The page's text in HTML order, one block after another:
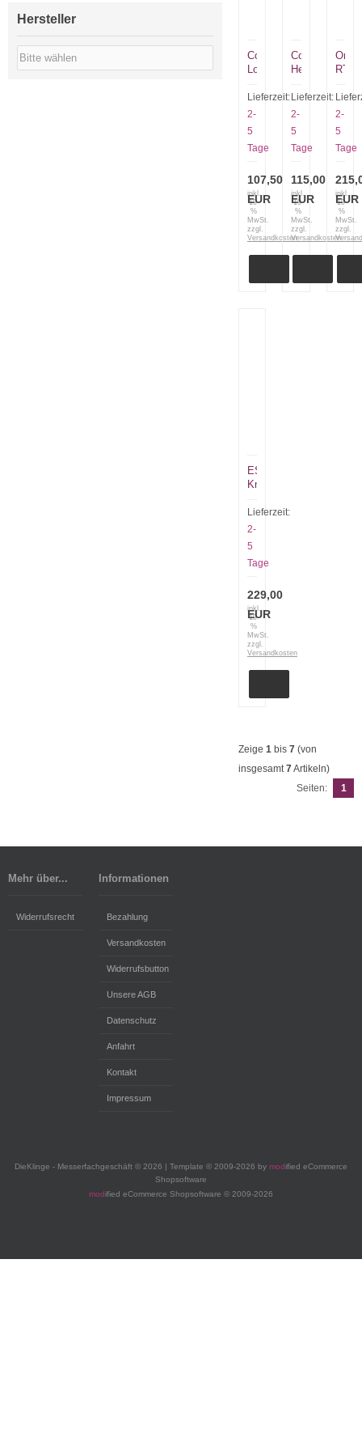
Condor
Low
Knife
CTK2814-
6.5HC
Lieferzeit:
2-
5
Tage
107,50
EUR
inkl.
19
%
MwSt.
zzgl.
Versandkosten
Condor
Heavy
Kukri
Knife
CTK1813-
10HC
in
Lederscheide
Lieferzeit:
2-
5
Tage
115,00
EUR
inkl.
19
%
MwSt.
zzgl.
Versandkosten
RTAK
8628
glatte
plain
2-
5
Tage
EUR
inkl.
19
%
MwSt.
zzgl.
ESEE
Knives
6P-
DE
Dark
Earth
plain
schwarzer
Scheide
Lieferzeit:
2-
5
Tage
229,00
EUR
inkl.
19
%
MwSt.
zzgl.
Versandkosten
Zeige 1 bis 7 (von
insgesamt7Artikeln)
Seiten:
1
Hersteller
Mehr über...
Widerrufsrecht
Informationen
Bezahlung
Versandkosten
Widerrufsbutton
Unsere AGB
Datenschutz
Anfahrt
Kontakt
Impressum
DieKlinge - Messerfachgeschäft © 2026 | Template © 2009-2026 by modified eCommerce
Shopsoftware
modified eCommerce Shopsoftware © 2009-2026